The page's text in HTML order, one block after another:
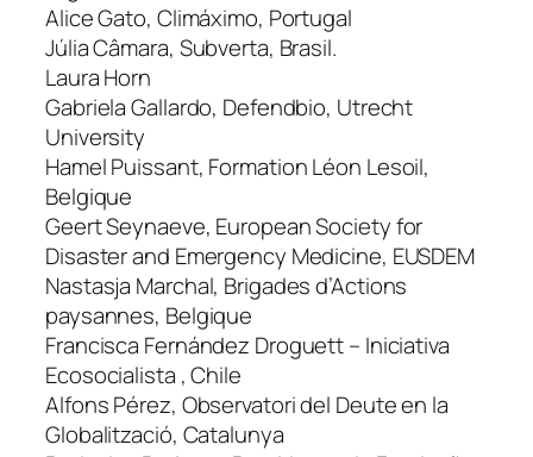
Alice Gato, Climáximo, Portugal
Júlia Câmara, Subverta, Brasil.
Laura Horn
Gabriela Gallardo, Defendbio, Utrecht
University
Hamel Puissant, Formation Léon Lesoil,
Belgique
Geert Seynaeve, European Society for
Disaster and Emergency Medicine, EUSDEM
Nastasja Marchal, Brigades d’Actions
paysannes, Belgique
Francisca Fernández Droguett – Iniciativa
Ecosocialista , Chile
Alfons Pérez, Observatori del Deute en la
Globalització, Catalunya